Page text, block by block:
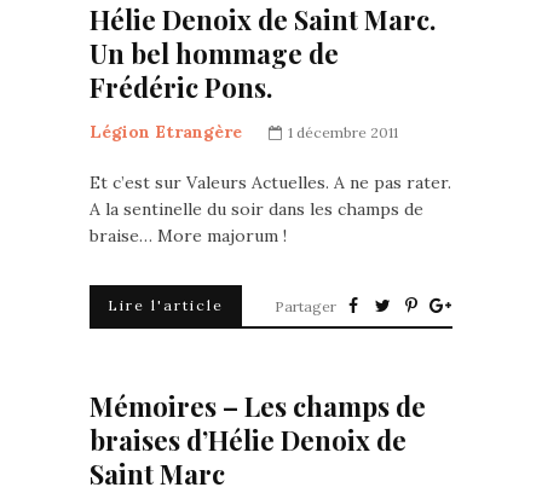
Hélie Denoix de Saint Marc.
Un bel hommage de
Frédéric Pons.
Légion Etrangère 1 décembre 2011
Et c’est sur Valeurs Actuelles. A ne pas rater.
A la sentinelle du soir dans les champs de
braise… More majorum !
Lire l'article Partager
Mémoires – Les champs de
braises d’Hélie Denoix de
Saint Marc